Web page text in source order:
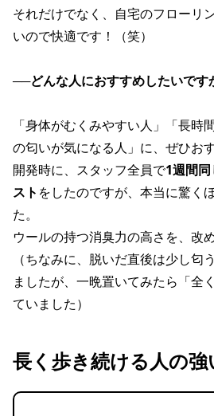
それだけでなく、自宅のフローリ
いので快適です！（笑）
──どんな人におすすめしたいです
「身体がむくみやすい人」「長時
の匂いが気になる人」に、ぜひお
開発時に、スタッフ全員で1週間
スト をしたのですが、本当に驚く
た。
ウールの持つ消臭力の高さを、改
（ちなみに、脱いだ直後は少し匂
ましたが、一晩置いてみたら「全
ていました）
長く歩き続ける人の強